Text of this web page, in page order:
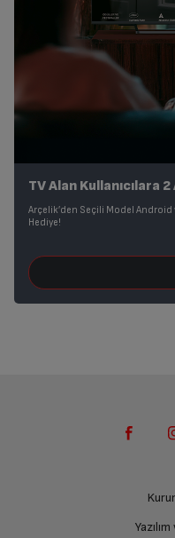
TV Alan Kullanıcılara
Arçelik’den Seçili Model Android
Hediye!